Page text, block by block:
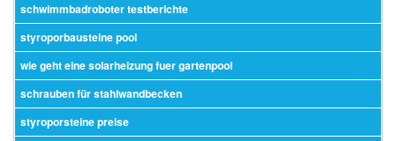
schwimmbadroboter testberichte
styroporbausteine pool
wie geht eine solarheizung fuer gartenpool
schrauben für stahlwandbecken
styroporsteine preise